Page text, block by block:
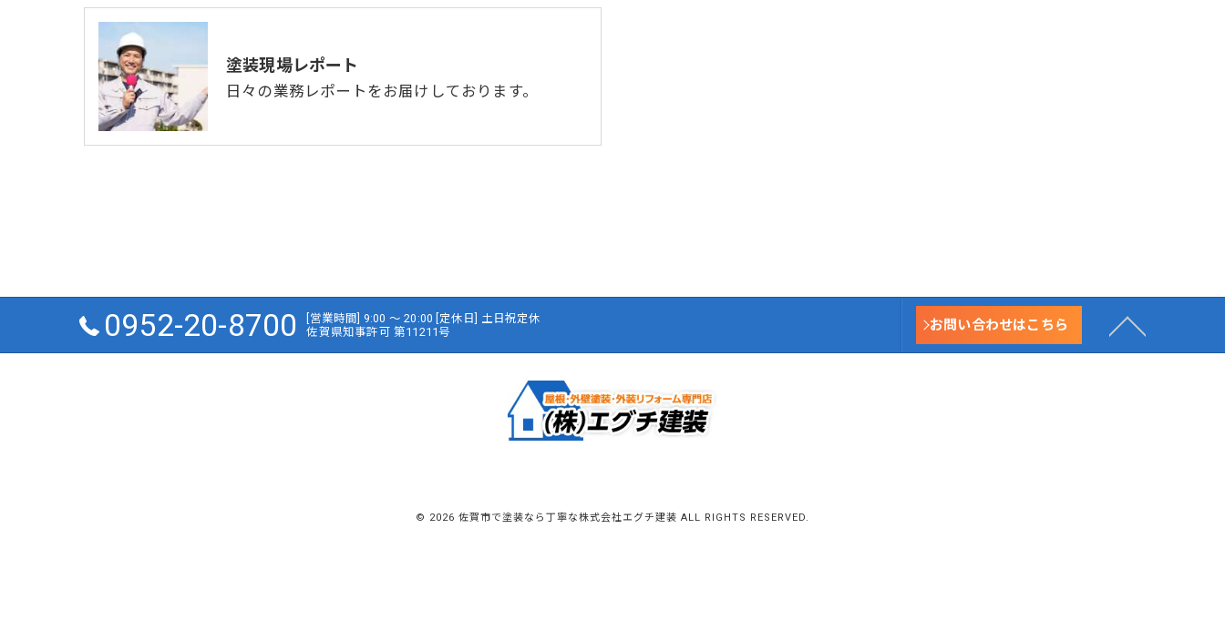
塗装現場レポート
日々の業務レポートをお届けしております。
0952-20-8700
[営業時間] 9:00 〜 20:00 [定休日] 土日祝定休
佐賀県知事許可 第11211号
お問い合わせはこちら
© 2026 佐賀市で塗装なら丁寧な株式会社エグチ建装 ALL RIGHTS RESERVED.